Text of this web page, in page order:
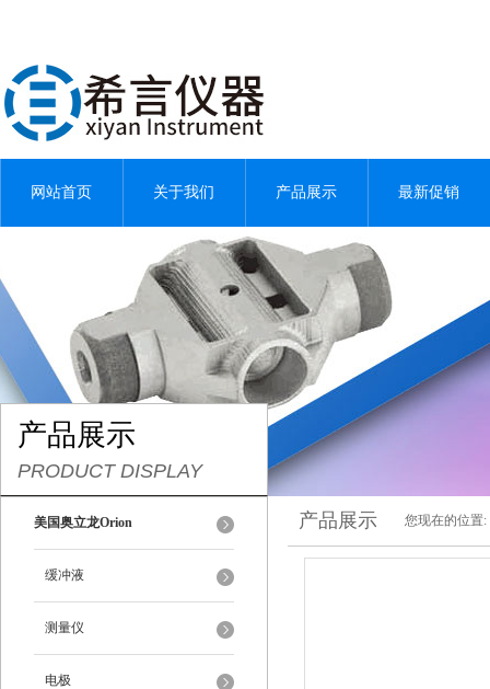
网站首页 关于我们 产品展示 最新促销
产品展示
PRODUCT DISPLAY
美国奥立龙Orion
缓冲液
测量仪
电极
产品展示 您现在的位置: